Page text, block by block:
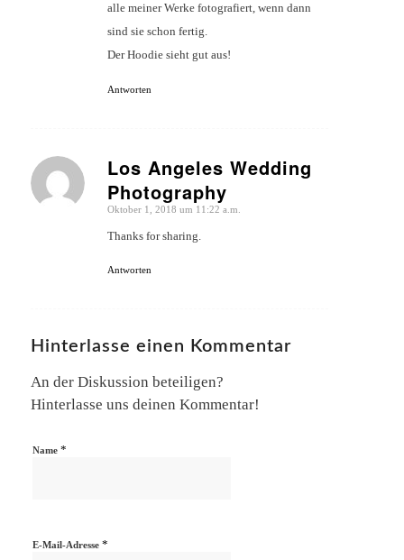
alle meiner Werke fotografiert, wenn dann
sind sie schon fertig.
Der Hoodie sieht gut aus!
Antworten
Los Angeles Wedding
Photography
sagte:
Oktober 1, 2018 um 11:22 a.m.
Thanks for sharing.
Antworten
Hinterlasse einen Kommentar
An der Diskussion beteiligen?
Hinterlasse uns deinen Kommentar!
Name *
E-Mail-Adresse *